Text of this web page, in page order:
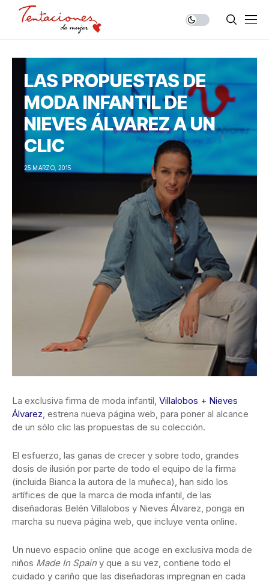
LAS PROPUESTAS DE
MODA INFANTIL DE
NIEVES ÁLVAREZ A UN
CLIC
25 MARZO, 2015
La exclusiva firma de moda infantil, Villalobos + Nieves
Álvarez, estrena nueva página web, para poner al alcance
de un sólo clic las propuestas de su colección.
El esfuerzo, las ganas de crecer y sobre todo, grandes
dosis de ilusión por parte de todo el equipo de la firma
(incluida Bianca la autora de la muñeca), han sido los
artífices de que la marca de moda infantil, de las
diseñadoras Belén Villalobos y Nieves Álvarez, ponga en
marcha su nueva página web, que incluye venta online.
Un nuevo espacio online que acoge en exclusiva moda de
niños Made In Spain y que a su vez, contiene todo el
cuidado y cariño que las diseñadoras impregnan en cada